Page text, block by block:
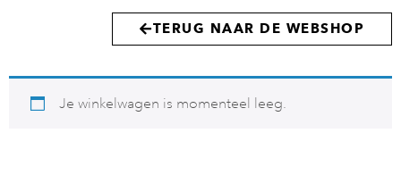
TERUG NAAR DE WEBSHOP
Je winkelwagen is momenteel leeg.